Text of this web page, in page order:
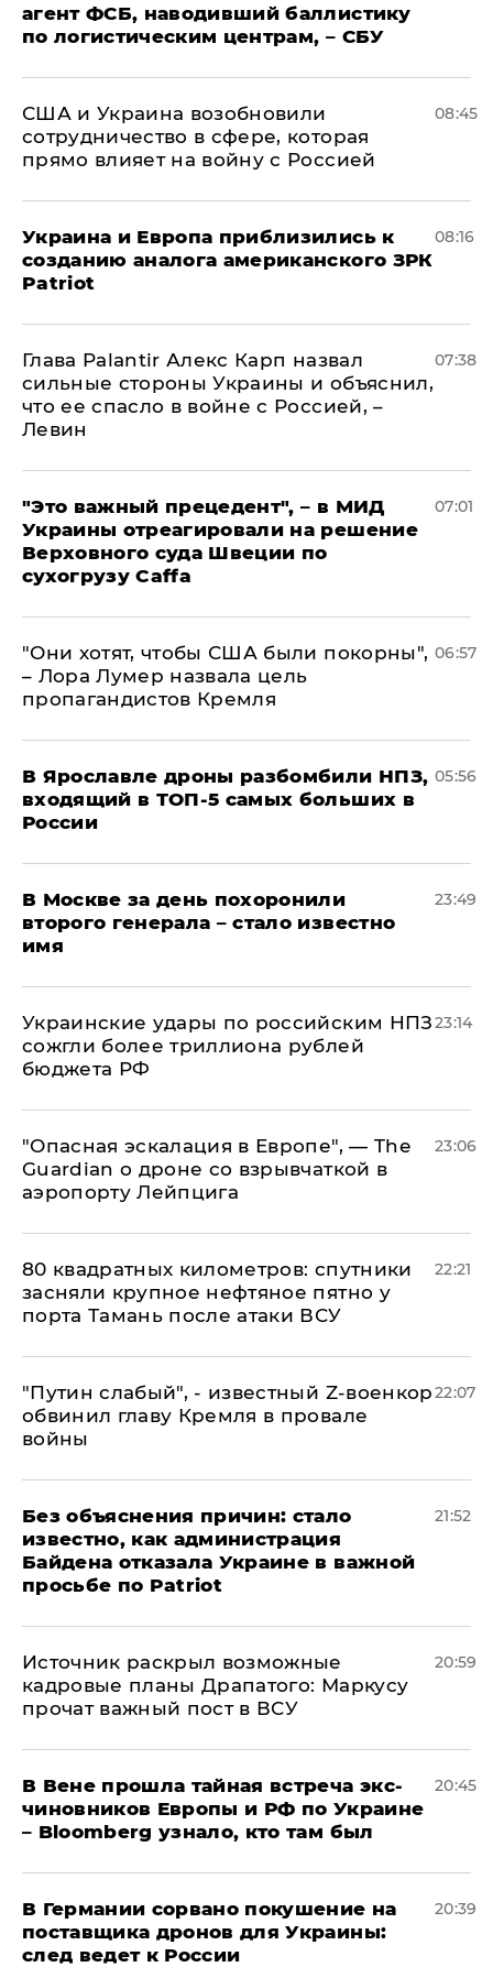
агент ФСБ, наводивший баллистику
по логистическим центрам, – СБУ
США и Украина возобновили
сотрудничество в сфере, которая
прямо влияет на войну с Россией
08:45
Украина и Европа приблизились к
созданию аналога американского ЗРК
Patriot
08:16
Глава Palantir Алекс Карп назвал
сильные стороны Украины и объяснил,
что ее спасло в войне с Россией, –
Левин
07:38
"Это важный прецедент", – в МИД
Украины отреагировали на решение
Верховного суда Швеции по
сухогрузу Caffa
07:01
"Они хотят, чтобы США были покорны",
– Лора Лумер назвала цель
пропагандистов Кремля
06:57
В Ярославле дроны разбомбили НПЗ,
входящий в ТОП-5 самых больших в
России
05:56
В Москве за день похоронили
второго генерала – стало известно
имя
23:49
Украинские удары по российским НПЗ
сожгли более триллиона рублей
бюджета РФ
23:14
"Опасная эскалация в Европе", — The
Guardian о дроне со взрывчаткой в
аэропорту Лейпцига
23:06
80 квадратных километров: спутники
засняли крупное нефтяное пятно у
порта Тамань после атаки ВСУ
22:21
​"Путин слабый", - известный Z-военкор
обвинил главу Кремля в провале
войны
22:07
Без объяснения причин: стало
известно, как администрация
Байдена отказала Украине в важной
просьбе по Patriot
21:52
​Источник раскрыл возможные
кадровые планы Драпатого: Маркусу
прочат важный пост в ВСУ
20:59
В Вене прошла тайная встреча экс-
чиновников Европы и РФ по Украине
– Bloomberg узнало, кто там был
20:45
​В Германии сорвано покушение на
поставщика дронов для Украины:
след ведет к России
20:39